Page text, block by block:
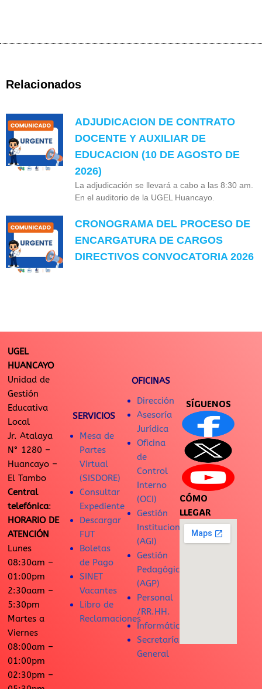
Relacionados
ADJUDICACION DE CONTRATO
DOCENTE Y AUXILIAR DE
EDUCACION (10 DE AGOSTO DE
2026)
La adjudicación se llevará a cabo a las 8:30 am.
En el auditorio de la UGEL Huancayo.
CRONOGRAMA DEL PROCESO DE
ENCARGATURA DE CARGOS
DIRECTIVOS CONVOCATORIA 2026
UGEL
HUANCAYO
Unidad de
Gestión
Educativa
Local
Jr. Atalaya
N° 1280 –
Huancayo –
El Tambo
Central
telefónica:
HORARIO DE
ATENCIÓN
Lunes
08:30am –
01:00pm
2:30aam –
5:30pm
Martes a
Viernes
08:00am –
01:00pm
02:30pm –
SERVICIOS
Mesa de
Partes
Virtual
(SISDORE)
Consultar
Expediente
Descargar
FUT
Boletas
de Pago
SINET
Vacantes
Libro de
Reclamaciones
OFICINAS
Dirección
Asesoría
Jurídica
Oficina
de
Control
Interno
(OCI)
Gestión
Institucional
(AGI)
Gestión
Pedagógica
(AGP)
Personal
/RR.HH.
Informática
Secretaría
General
SÍGUENOS
CÓMO
LLEGAR